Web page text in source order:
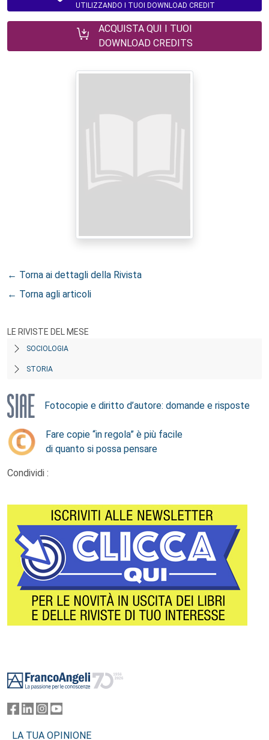
UTILIZZANDO I TUOI DOWNLOAD CREDIT
ACQUISTA QUI I TUOI
DOWNLOAD CREDITS
← Torna ai dettagli della Rivista
← Torna agli articoli
LE RIVISTE DEL MESE
SOCIOLOGIA
STORIA
Fotocopie e diritto d’autore: domande e risposte
Fare copie “in regola” è più facile
di quanto si possa pensare
Condividi :
LA TUA OPINIONE